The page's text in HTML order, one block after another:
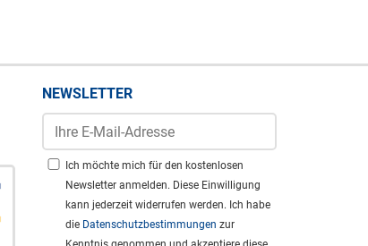
NEWSLETTER
Ich möchte mich für den kostenlosen
Newsletter anmelden. Diese Einwilligung
kann jederzeit widerrufen werden. Ich habe
die Datenschutzbestimmungen zur